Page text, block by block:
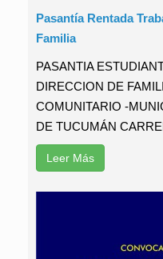
Pasantía Rentada
Familia
PASANTIA
DIRECCION DE
COMUNITARIO -
DE TUCUMÁN
Leer Más